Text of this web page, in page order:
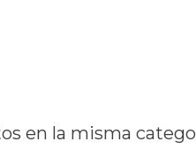
en la misma